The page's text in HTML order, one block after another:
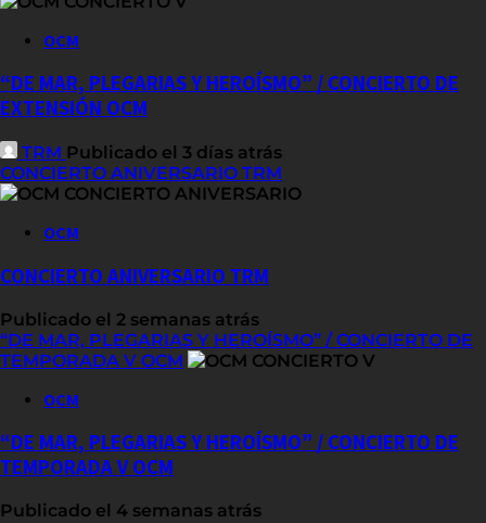
OCM
“DE MAR, PLEGARIAS Y HEROÍSMO” / CONCIERTO DE
EXTENSIÓN OCM
TRM Publicado el 3 días atrás
CONCIERTO ANIVERSARIO TRM
OCM
CONCIERTO ANIVERSARIO TRM
Publicado el 2 semanas atrás
“DE MAR, PLEGARIAS Y HEROÍSMO” / CONCIERTO DE
TEMPORADA V OCM
OCM
“DE MAR, PLEGARIAS Y HEROÍSMO” / CONCIERTO DE
TEMPORADA V OCM
Publicado el 4 semanas atrás